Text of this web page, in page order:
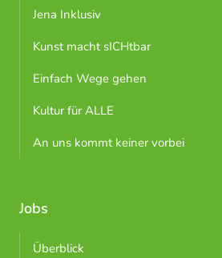
Jena Inklusiv
Kunst macht sICHtbar
Einfach Wege gehen
Kultur für ALLE
An uns kommt keiner vorbei
Jobs
Überblick